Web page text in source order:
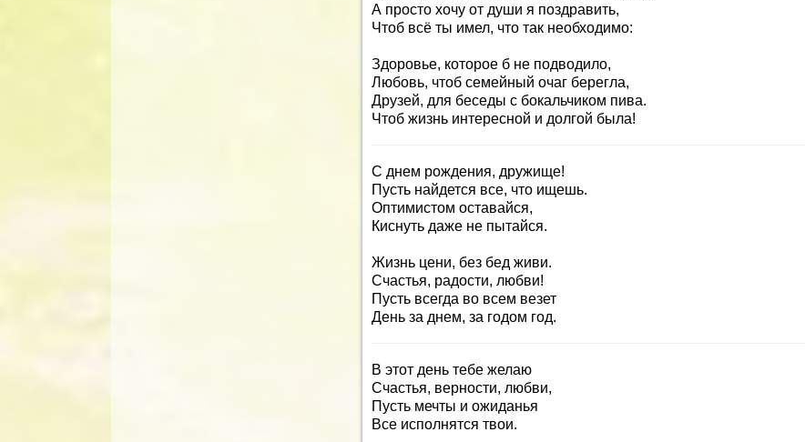
А просто хочу от души я поздравить,
Чтоб всё ты имел, что так необходимо:
Здоровье, которое б не подводило,
Любовь, чтоб семейный очаг берегла,
Друзей, для беседы с бокальчиком пива.
Чтоб жизнь интересной и долгой была!
С днем рождения, дружище!
Пусть найдется все, что ищешь.
Оптимистом оставайся,
Киснуть даже не пытайся.
Жизнь цени, без бед живи.
Счастья, радости, любви!
Пусть всегда во всем везет
День за днем, за годом год.
В этот день тебе желаю
Счастья, верности, любви,
Пусть мечты и ожиданья
Все исполнятся твои.